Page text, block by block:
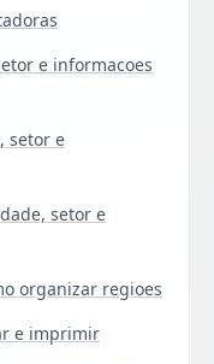
e informacoes
setor e
setor e
organizar regioes
e imprimir